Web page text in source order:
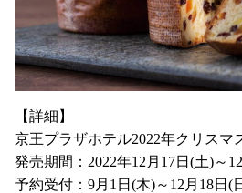
【詳細】
京王プラザホテル2022年クリスマ
発売期間：2022年12月17日(土)～
予約受付：9月1日(木)～12月18日(